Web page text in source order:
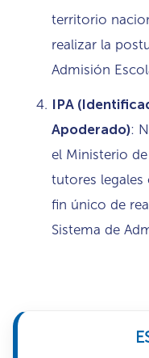
territorio
realizar la
Admisión
IPA
Apoderado):
el Ministerio
tutores legales
fin único de
Sistema de